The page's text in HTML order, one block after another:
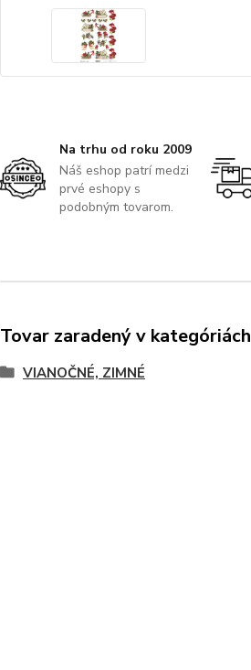
Na trhu od roku 2009
Náš eshop patrí medzi
prvé eshopy s
podobným tovarom.
Tovar zaradený v kategóriách
VIANOČNÉ, ZIMNÉ